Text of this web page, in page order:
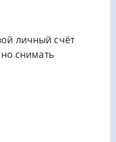
личный счёт
снимать